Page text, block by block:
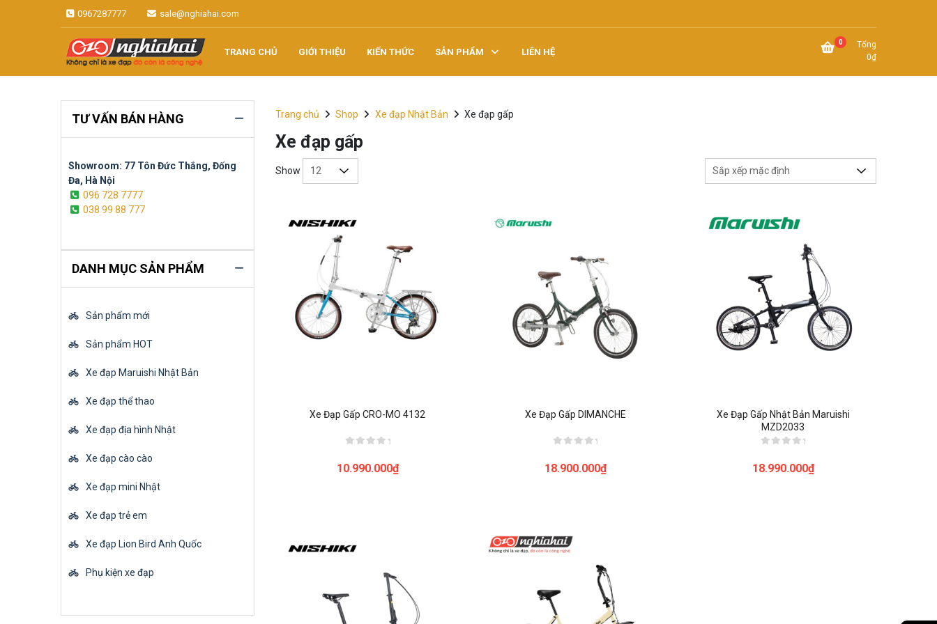
0967287777 sale@nghiahai.com
Nghĩa Hải
Không chỉ là xe đạp, đó còn là
TRANG CHỦ GIỚI THIỆU KIẾN THỨC SẢN PHẨM LIÊN HỆ
0
Tổng
0₫
Trang chủ Shop Xe đạp Nhật Bản Xe đạp gấp
Xe đạp gấp
Show
Xe Đạp Gấp CRO-MO 4132
xếp
hạng
10.990.000₫
Xe Đạp Gấp DIMANCHE
xếp
hạng
18.900.000₫
Xe Đạp Gấp Nhật Bản Maruishi
MZD2033
xếp
hạng
18.990.000₫
TƯ VẤN BÁN HÀNG
Showroom: 77 Tôn Đức Thắng, Đống
Đa, Hà Nội
096 728 7777
038 99 88 777
DANH MỤC SẢN PHẨM
Sản phẩm mới
Sản phẩm HOT
Xe đạp Maruishi Nhật Bản
Xe đạp thể thao
Xe đạp địa hình Nhật
Xe đạp cào cào
Xe đạp mini Nhật
Xe đạp trẻ em
Xe đạp Lion Bird Anh Quốc
Phụ kiện xe đạp